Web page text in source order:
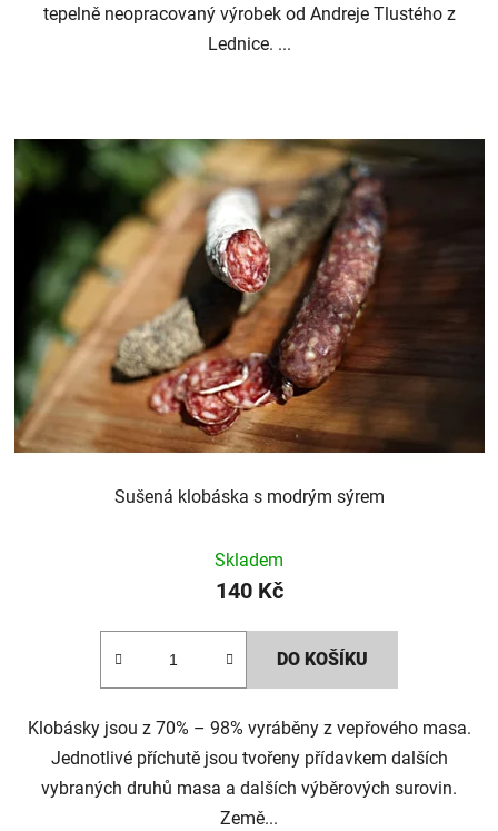
tepelně neopracovaný výrobek od Andreje Tlustého z
Lednice. ...
Sušená klobáska s modrým sýrem
Skladem
140 Kč
DO KOŠÍKU
Klobásky jsou z 70% – 98% vyráběny z vepřového masa.
Jednotlivé příchutě jsou tvořeny přídavkem dalších
vybraných druhů masa a dalších výběrových surovin.
Země...